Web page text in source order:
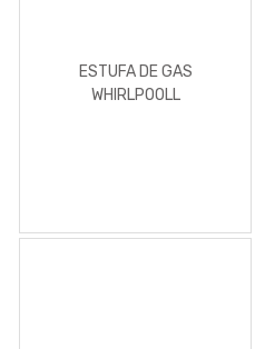
ESTUFA DE GAS
WHIRLPOOLL